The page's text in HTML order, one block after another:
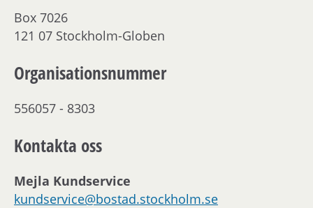
Box 7026
121 07 Stockholm-Globen
Organisationsnummer
556057 - 8303
Kontakta oss
Mejla Kundservice
kundservice@bostad.stockholm.se